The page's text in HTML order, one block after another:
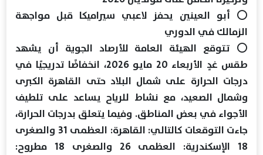
⭕ أبو العينين يحفز لاعبي سيراميكا قبل مواجهة
الزمالك في الدوري
⭕ تتوقع الهيئة العامة للأرصاد الجوية أن يشهد
طقس غدٍ الأربعاء 20 مايو 2026، انخفاضًا تدريجيًا في
درجات الحرارة على شمال البلاد حتى القاهرة الكبرى
وشمال الصعيد، مع نشاط للرياح يساعد على تلطيف
الأجواء في بعض المناطق. وفيما يتعلق بدرجات الحرارة،
جاءت التوقعات كالتالي: القاهرة: العظمى 31 والصغرى
18 الإسكندرية: العظمى 26 والصغرى 18 مطروح: